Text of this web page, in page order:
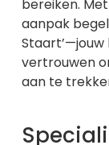
bereiken.
aanpak
Staart’—jouw
vertrouwen
aan te